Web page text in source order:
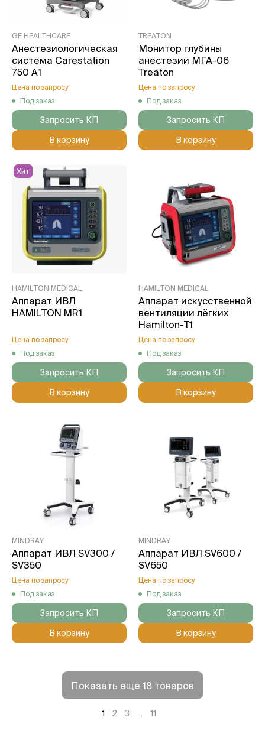
GE HEALTHCARE
Анестезиологическая
система Carestation
750 А1
Цена по запросу
Под заказ
Запросить КП
В корзину
TREATON
Монитор глубины
анестезии МГА-06
Treaton
Цена по запросу
Под заказ
Запросить КП
В корзину
HAMILTON MEDICAL
Аппарат ИВЛ
HAMILTON MR1
Цена по запросу
Под заказ
Хит
Запросить КП
В корзину
HAMILTON MEDICAL
Аппарат искусственной
вентиляции лёгких
Hamilton-T1
Цена по запросу
Под заказ
Запросить КП
В корзину
MINDRAY
Аппарат ИВЛ SV300 /
SV350
Цена по запросу
Под заказ
Запросить КП
В корзину
MINDRAY
Аппарат ИВЛ SV600 /
SV650
Цена по запросу
Под заказ
Запросить КП
В корзину
Показать еще 18 товаров
1 2 3 11